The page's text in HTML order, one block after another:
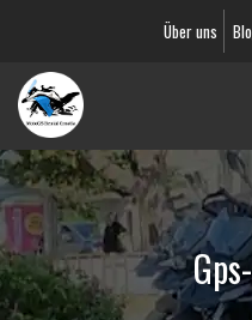
Über uns